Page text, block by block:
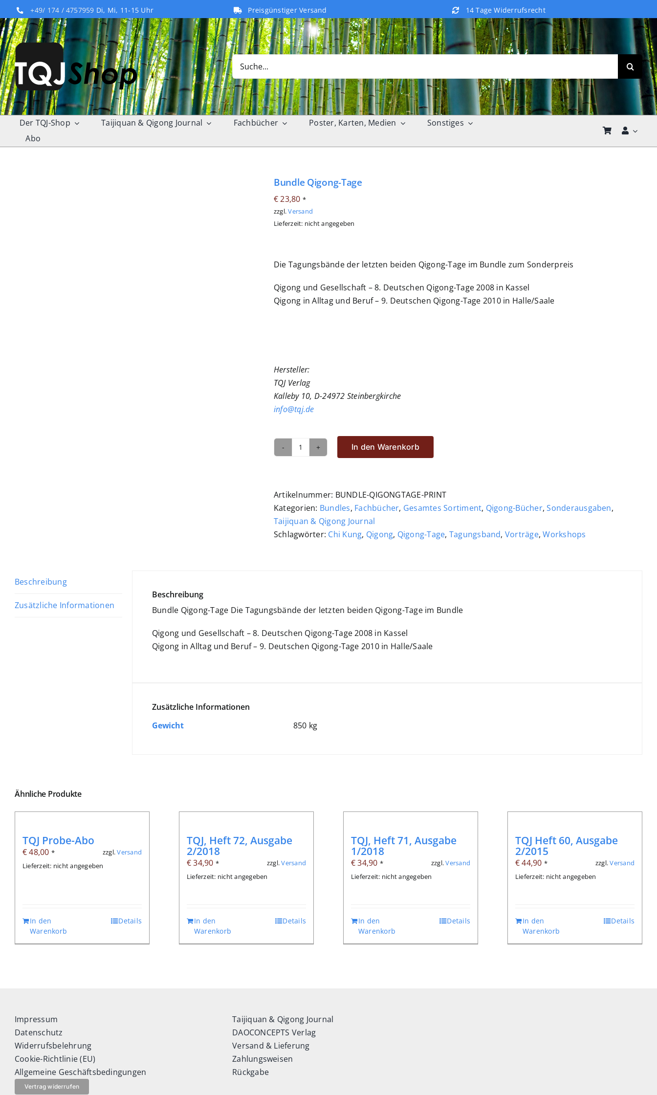
to
content
+49/ 174 / 4757959 Di, Mi, 11-15 Uhr Preisgünstiger Versand 14 Tage Widerrufsrecht
Search
for:
Der TQJ-Shop Taijiquan & Qigong Journal Fachbücher Poster, Karten, Medien
Sonstiges
Abo
Bundle Qigong-Tage
€23,80 *
zzgl.Versand
Lieferzeit: nicht angegeben
Die Tagungsbände der letzten beiden Qigong-Tage im Bundle zum Sonderpreis
Qigong und Gesellschaft – 8. Deutschen Qigong-Tage 2008 in Kassel
Qigong in Alltag und Beruf – 9. Deutschen Qigong-Tage 2010 in Halle/Saale
Hersteller:
TQJ Verlag
Kalleby 10, D-24972 Steinbergkirche
info@tqj.de
Bundle
Menge
In den Warenkorb
Artikelnummer: BUNDLE-QIGONGTAGE-PRINT
Kategorien: Bundles, Fachbücher, Gesamtes Sortiment, Qigong-Bücher,Sonderausgaben,
Taijiquan & Qigong Journal
Schlagwörter: Chi Kung, Qigong, Qigong-Tage, Tagungsband, Vorträge,Workshops
Beschreibung
Zusätzliche Informationen
Beschreibung
Bundle Qigong-Tage Die Tagungsbände der letzten beiden Qigong-Tage im Bundle
Qigong und Gesellschaft – 8. Deutschen Qigong-Tage 2008 in Kassel
Qigong in Alltag und Beruf – 9. Deutschen Qigong-Tage 2010 in Halle/Saale
Zusätzliche Informationen
Gewicht
850 kg
Ähnliche Produkte
TQJ Probe-Abo
€48,00 * zzgl.Versand
Lieferzeit: nicht angegeben
In den
Warenkorb
Details
TQJ, Heft 72, Ausgabe
2/2018
€34,90 * zzgl.Versand
Lieferzeit: nicht angegeben
In den
Warenkorb
Details
TQJ, Heft 71, Ausgabe
1/2018
€34,90 * zzgl.Versand
Lieferzeit: nicht angegeben
In den
Warenkorb
Details
TQJ Heft 60, Ausgabe
2/2015
€44,90 * zzgl.Versand
Lieferzeit: nicht angegeben
In den
Warenkorb
Details
Impressum
Datenschutz
Widerrufsbelehrung
Cookie-Richtlinie (EU)
Allgemeine Geschäftsbedingungen
Vertrag widerrufen
Taijiquan & Qigong Journal
DAOCONCEPTS Verlag
Versand & Lieferung
Zahlungsweisen
Rückgabe